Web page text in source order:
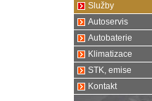
Služby
Autoservis
Autobaterie
Klimatizace
STK, emise
Kontakt